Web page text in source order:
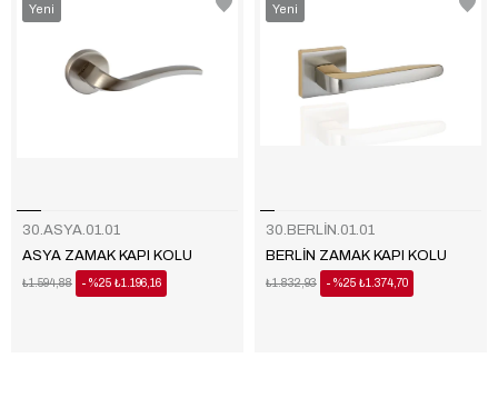
30.ASYA.01.01
ASYA ZAMAK KAPI KOLU
%25 ₺1.196,16
₺1.594,88
Yeni
30.BERLİN.01.01
BERLİN ZAMAK KAPI KOLU
%25 ₺1.374,70
₺1.832,93
Yeni